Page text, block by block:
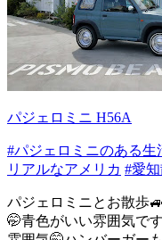
パジェロミニ H56A
#パジェロミニのある生
リアルなアメリカ #愛
パジェロミニとお散歩
🤭青色がいい雰囲気で